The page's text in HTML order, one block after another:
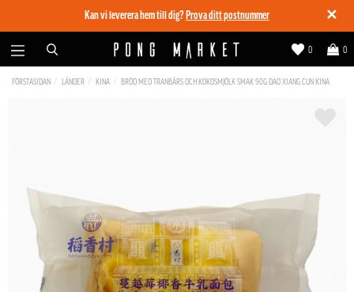
✕
Kan vi leverera hem till dig? Prova ditt postnummer
0
0
FÖRSTASIDAN LÄNDER KINA BRÖD MED TRANBÄRS OCH KOKOSMJÖLK SMAK 90G DAO XIANG CUN KINA